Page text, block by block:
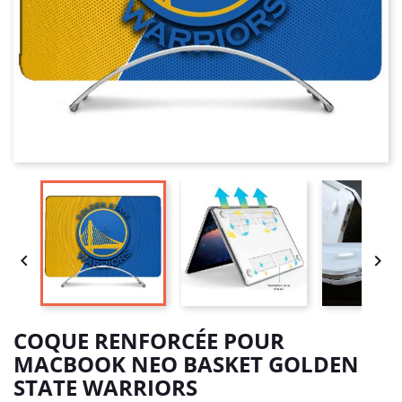
 
COQUE RENFORCÉE POUR
MACBOOK NEO BASKET GOLDEN
STATE WARRIORS